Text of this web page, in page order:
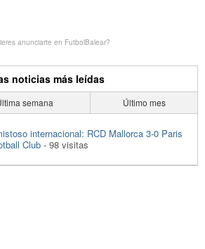
anunciarte en FutbolBalear?
noticias más leídas
semana Último mes
internacional: RCD Mallorca 3-0 Paris
Club - 98 visitas